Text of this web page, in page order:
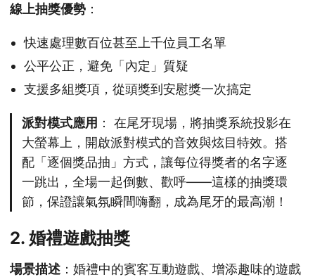
線上抽獎優勢 ：
快速處理數百位甚至上千位員工名單
公平公正，避免「內定」質疑
支援多組獎項，從頭獎到安慰獎一次搞定
派對模式應用 ： 在尾牙現場，將抽獎系統投影在
大螢幕上，開啟派對模式的音效與炫目特效。搭
配「逐個獎品抽」方式，讓每位得獎者的名字逐
一跳出，全場一起倒數、歡呼——這樣的抽獎環
節，保證讓氣氛瞬間嗨翻，成為尾牙的最高潮！
2. 婚禮遊戲抽獎
場景描述 ：婚禮中的賓客互動遊戲、增添趣味的遊戲